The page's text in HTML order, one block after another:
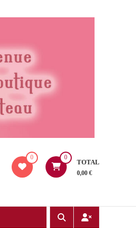
0 0
TOTAL
0,00 €